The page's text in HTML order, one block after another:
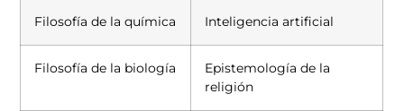
Filosofía de la química Inteligencia artificial
Filosofía de la biología
Epistemología de la
religión